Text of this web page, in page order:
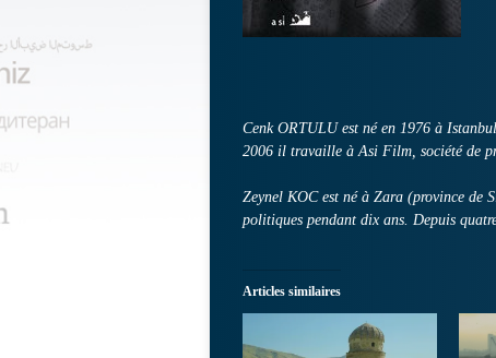
Cenk ORTULU est né en 1976 à
2006 il travaille à Asi Film, société de
Zeynel KOC est né à Zara (province de
politiques pendant dix ans. Depuis
Articles similaires